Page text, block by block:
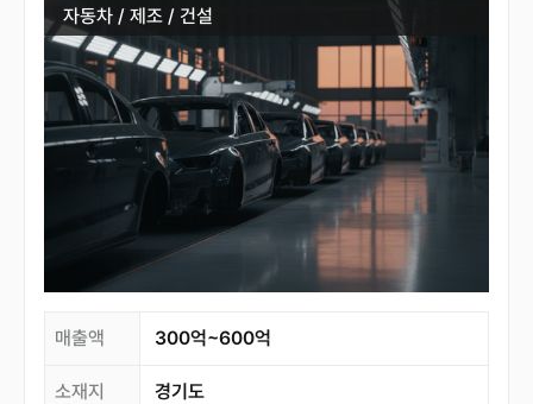
자동차 / 제조 / 건설
매출액 300억~600억
소재지 경기도